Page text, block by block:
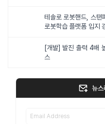
테솔로 로봇핸드, 스
로봇학습 플랫폼 입지
[개발] 발진 출력 4배
스
뉴스